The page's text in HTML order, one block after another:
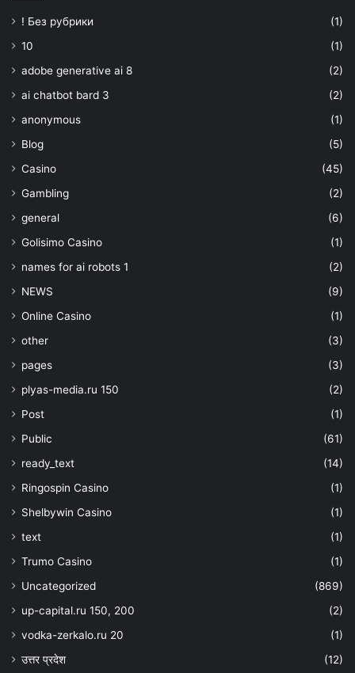
! Без рубрики
(1)
10
(1)
adobe generative ai 8
(2)
ai chatbot bard 3
(2)
anonymous
(1)
Blog
(5)
Casino
(45)
Gambling
(2)
general
(6)
Golisimo Casino
(1)
names for ai robots 1
(2)
NEWS
(9)
Online Casino
(1)
other
(3)
pages
(3)
plyas-media.ru 150
(2)
Post
(1)
Public
(61)
ready_text
(14)
Ringospin Casino
(1)
Shelbywin Casino
(1)
text
(1)
Trumo Casino
(1)
Uncategorized
(869)
up-capital.ru 150, 200
(2)
vodka-zerkalo.ru 20
(1)
उत्तर प्रदेश
(12)